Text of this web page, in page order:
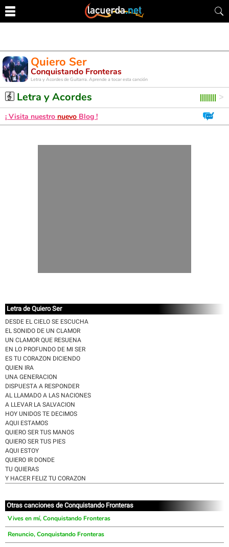
Quiero Ser
Conquistando Fronteras
Letra y Acordes de Guitarra. Aprende a tocar esta canción
Letra y Acordes
¡ Visita nuestro nuevo Blog !
Letra de Quiero Ser
DESDE EL CIELO SE ESCUCHA
EL SONIDO DE UN CLAMOR
UN CLAMOR QUE RESUENA
EN LO PROFUNDO DE MI SER
ES TU CORAZON DICIENDO
QUIEN IRA
UNA GENERACION
DISPUESTA A RESPONDER
AL LLAMADO A LAS NACIONES
A LLEVAR LA SALVACION
HOY UNIDOS TE DECIMOS
AQUI ESTAMOS
QUIERO SER TUS MANOS
QUIERO SER TUS PIES
AQUI ESTOY
QUIERO IR DONDE
TU QUIERAS
Y HACER FELIZ TU CORAZON
Otras canciones de Conquistando Fronteras
Vives en mí, Conquistando Fronteras
Renuncio, Conquistando Fronteras